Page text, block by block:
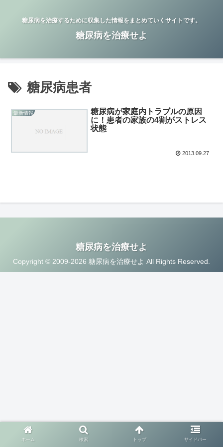
糖尿病を治療するために収集した情報をまとめていくサイトです。
糖尿病を治療せよ
糖尿病患者
最新情報
糖尿病が家庭内トラブルの原因
に！患者の家族の4割がストレス
状態
2013.09.27
糖尿病を治療せよ
Copyright © 2009-2026 糖尿病を治療せよ All Rights Reserved.
ホーム 検索 トップ サイドバー